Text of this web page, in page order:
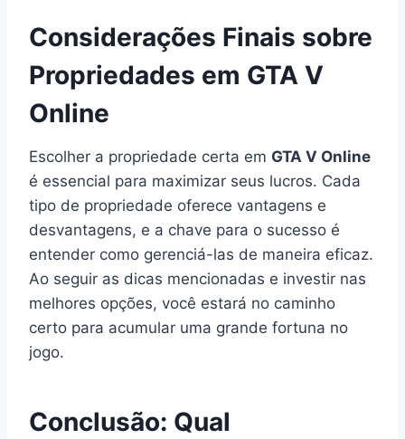
Considerações Finais sobre
Propriedades em GTA V
Online
Escolher a propriedade certa em GTA V Online
é essencial para maximizar seus lucros. Cada
tipo de propriedade oferece vantagens e
desvantagens, e a chave para o sucesso é
entender como gerenciá-las de maneira eficaz.
Ao seguir as dicas mencionadas e investir nas
melhores opções, você estará no caminho
certo para acumular uma grande fortuna no
jogo.
Conclusão: Qual